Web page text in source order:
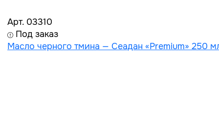
Арт. 03310
Под заказ
Масло черного тмина — Сеадан «Premium» 250